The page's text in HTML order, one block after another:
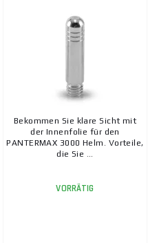
Bekommen Sie klare Sicht mit
der Innenfolie für den
PANTERMAX 3000 Helm. Vorteile,
die Sie ...
VORRÄTIG